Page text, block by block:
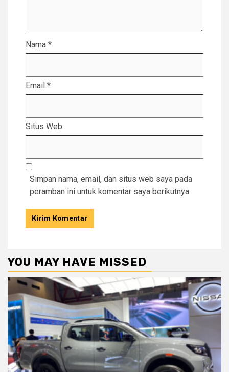
Nama *
Email *
Situs Web
Simpan nama, email, dan situs web saya pada
peramban ini untuk komentar saya berikutnya.
YOU MAY HAVE MISSED